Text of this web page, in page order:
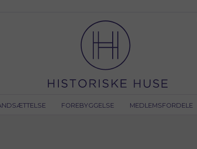
FOREBYGGELSE MEDLEMSFORDELE